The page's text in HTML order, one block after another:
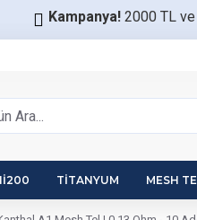
Kampanya! 2000 TL
TITANYUM MESH